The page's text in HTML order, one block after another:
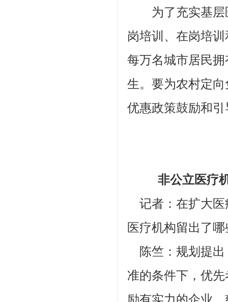
为了充实基层医
岗培训、在岗培
每万名城市居民
生。要为农村定
优惠政策鼓励和
非公立医疗机
记者：在扩大医
医疗机构留出了
陈竺：规划提出
准的条件下，优